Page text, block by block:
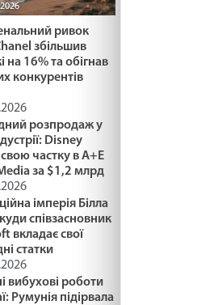
ривок
збільшив
на 16% та обігнав
конкурентів
розпродаж у
Disney
частку в A+E
за $1,2 млрд
імперія Білла
куди співзасновник
вкладає свої
статки
вибухові роботи
Румунія підірвала